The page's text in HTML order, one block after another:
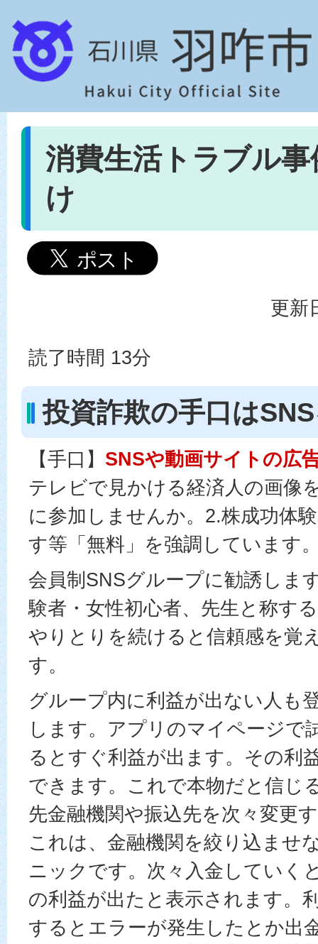
消費生活トラブル事
け
更新
読了時間 13分
投資詐欺の手口は
【手口】 SNSや動画サイトの広
テレビで見かける経済人の画像
に参加しませんか。2.株成功体
す等「無料」を強調しています
会員制SNSグループに勧誘しま
験者・女性初心者、先生と称す
やりとりを続けると信頼感を覚
す。
グループ内に利益が出ない人も
します。アプリのマイページで
るとすぐ利益が出ます。その利
できます。これで本物だと信じ
先金融機関や振込先を次々変更
これは、金融機関を絞り込ませ
ニックです。次々入金していく
の利益が出たと表示されます。
するとエラーが発生したとか出